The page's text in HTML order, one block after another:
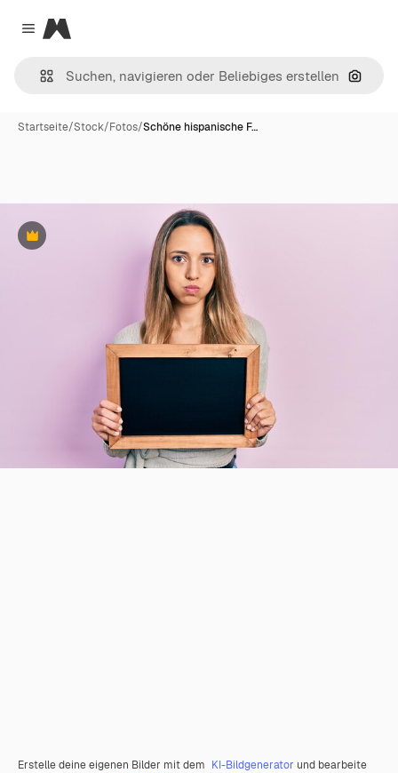
Close menu
Magnific
Nach
Startseite/Stock/Fotos/Schöne hispanische F…
Premium
Erstelle deine eigenen Bilder mit dem KI-Bildgenerator und bearbeite